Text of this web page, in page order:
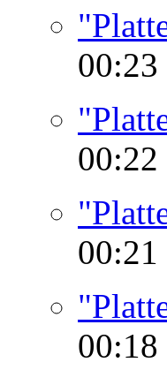
00:23
00:22
00:21
00:18